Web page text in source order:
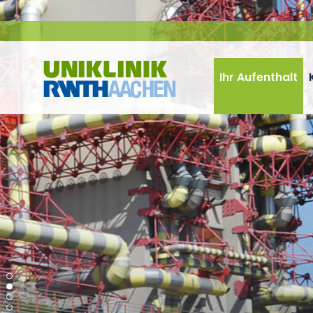
Zum Inhalt springen
Ihr Aufenthalt